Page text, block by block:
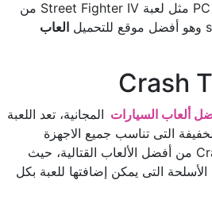
يمكن تحميل العاب PC Games مثل لعبة Street Fighter IV من
العاب
ألعاب السيارات المجانية، تعد اللعبة
التى تناسب جميع الاجهزة
الضعيفة، لعبة Crash Time 2 من أفضل الألعاب القتالية، حيث
التى يمكن إضافتها للعبة بكل